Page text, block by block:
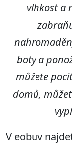
vlhkost a
boty a
můžete
domů,
V eobuv